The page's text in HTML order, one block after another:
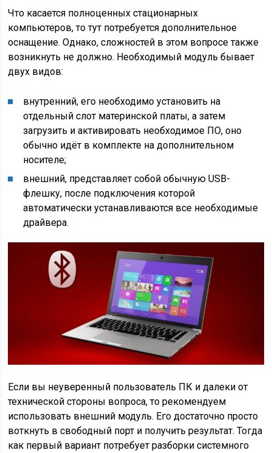
Что касается полноценных стационарных
компьютеров, то тут потребуется дополнительное
оснащение. Однако, сложностей в этом вопросе также
возникнуть не должно. Необходимый модуль бывает
двух видов:
внутренний, его необходимо установить на
отдельный слот материнской платы, а затем
загрузить и активировать необходимое ПО, оно
обычно идёт в комплекте на дополнительном
носителе;
внешний, представляет собой обычную USB-
флешку, после подключения которой
автоматически устанавливаются все необходимые
драйвера.
Если вы неуверенный пользователь ПК и далеки от
технической стороны вопроса, то рекомендуем
использовать внешний модуль. Его достаточно просто
воткнуть в свободный порт и получить результат. Тогда
как первый вариант потребует разборки системного